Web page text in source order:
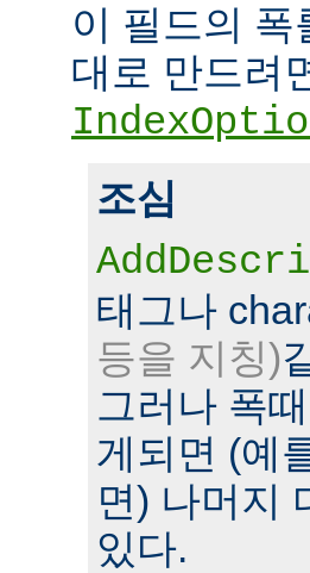
이 필드의
대로 만드려
조심
태그나
등을 지칭)
그러나 폭
게되면 (예
면) 나머지
있다.